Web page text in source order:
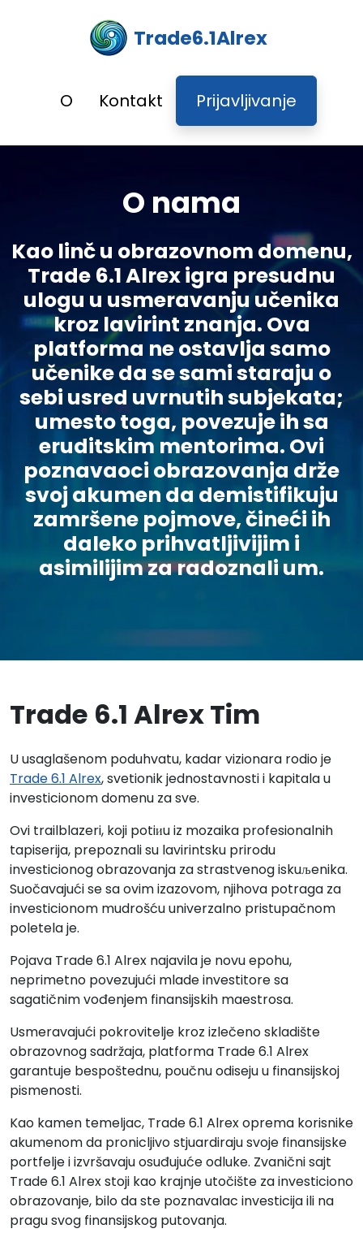
Trade6.1Alrex
O Kontakt Prijavljivanje
O nama
Kao linč u obrazovnom domenu,
Trade 6.1 Alrex igra presudnu
ulogu u usmeravanju učenika
kroz lavirint znanja. Ova
platforma ne ostavlja samo
učenike da se sami staraju o
sebi usred uvrnutih subjekata;
umesto toga, povezuje ih sa
eruditskim mentorima. Ovi
poznavaoci obrazovanja drže
svoj akumen da demistifikuju
zamršene pojmove, čineći ih
daleko prihvatljivijim i
asimilijim za radoznali um.
Trade 6.1 Alrex Tim
U usaglašenom poduhvatu, kadar vizionara rodio je
Trade 6.1 Alrex, svetionik jednostavnosti i kapitala u
investicionom domenu za sve.
Ovi trailblazeri, koji potiиu iz mozaika profesionalnih
tapiserija, prepoznali su lavirintsku prirodu
investicionog obrazovanja za strastvenog iskuљenika.
Suočavajući se sa ovim izazovom, njihova potraga za
investicionom mudrošću univerzalno pristupačnom
poletela je.
Pojava Trade 6.1 Alrex najavila je novu epohu,
neprimetno povezujući mlade investitore sa
sagatičnim vođenjem finansijskih maestrosa.
Usmeravajući pokrovitelje kroz izlečeno skladište
obrazovnog sadržaja, platforma Trade 6.1 Alrex
garantuje bespoštednu, poučnu odiseju u finansijskoj
pismenosti.
Kao kamen temeljac, Trade 6.1 Alrex oprema korisnike
akumenom da pronicljivo stjuardiraju svoje finansijske
portfelje i izvršavaju osuđujuće odluke. Zvanični sajt
Trade 6.1 Alrex stoji kao krajnje utočište za investiciono
obrazovanje, bilo da ste poznavalac investicija ili na
pragu svog finansijskog putovanja.